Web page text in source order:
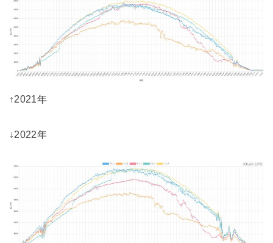
↑2021年
↓2022年